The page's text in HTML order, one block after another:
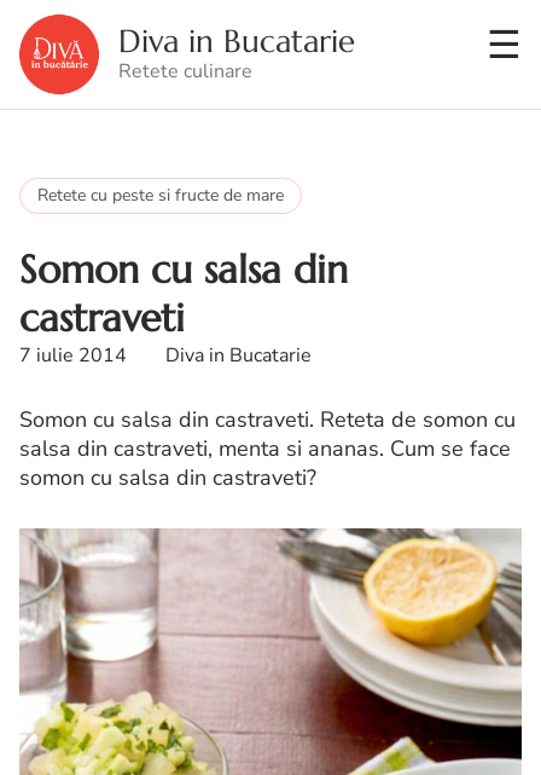
Diva in Bucatarie
Retete culinare
Retete cu peste si fructe de mare
Somon cu salsa din
castraveti
7 iulie 2014 Diva in Bucatarie
Somon cu salsa din castraveti. Reteta de somon cu
salsa din castraveti, menta si ananas. Cum se face
somon cu salsa din castraveti?